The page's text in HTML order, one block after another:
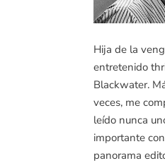
Hija de la
entretenido
Blackwater.
veces, me
leído nunca
importante
panorama